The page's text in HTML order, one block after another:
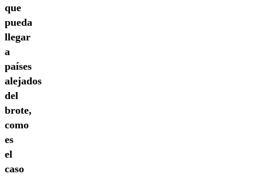
que
pueda
llegar
a
países
alejados
del
brote,
como
es
el
caso